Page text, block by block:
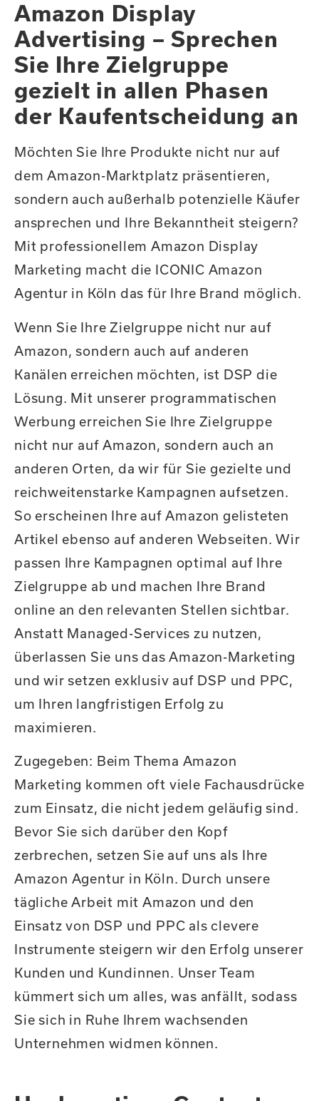
Amazon Display
Advertising – Sprechen
Sie Ihre Zielgruppe
gezielt in allen Phasen
der Kaufentscheidung an
Möchten Sie Ihre Produkte nicht nur auf
dem Amazon-Marktplatz präsentieren,
sondern auch außerhalb potenzielle Käufer
ansprechen und Ihre Bekanntheit steigern?
Mit professionellem Amazon Display
Marketing macht die ICONIC Amazon
Agentur in Köln das für Ihre Brand möglich.
Wenn Sie Ihre Zielgruppe nicht nur auf
Amazon, sondern auch auf anderen
Kanälen erreichen möchten, ist DSP die
Lösung. Mit unserer programmatischen
Werbung erreichen Sie Ihre Zielgruppe
nicht nur auf Amazon, sondern auch an
anderen Orten, da wir für Sie gezielte und
reichweitenstarke Kampagnen aufsetzen.
So erscheinen Ihre auf Amazon gelisteten
Artikel ebenso auf anderen Webseiten. Wir
passen Ihre Kampagnen optimal auf Ihre
Zielgruppe ab und machen Ihre Brand
online an den relevanten Stellen sichtbar.
Anstatt Managed-Services zu nutzen,
überlassen Sie uns das Amazon-Marketing
und wir setzen exklusiv auf DSP und PPC,
um Ihren langfristigen Erfolg zu
maximieren.
Zugegeben: Beim Thema Amazon
Marketing kommen oft viele Fachausdrücke
zum Einsatz, die nicht jedem geläufig sind.
Bevor Sie sich darüber den Kopf
zerbrechen, setzen Sie auf uns als Ihre
Amazon Agentur in Köln. Durch unsere
tägliche Arbeit mit Amazon und den
Einsatz von DSP und PPC als clevere
Instrumente steigern wir den Erfolg unserer
Kunden und Kundinnen. Unser Team
kümmert sich um alles, was anfällt, sodass
Sie sich in Ruhe Ihrem wachsenden
Unternehmen widmen können.